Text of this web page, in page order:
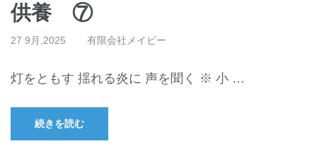
供養 ⑦
27 9月,2025 有限会社メイビー
灯をともす 揺れる炎に 声を聞く ※ 小 …
続きを読む